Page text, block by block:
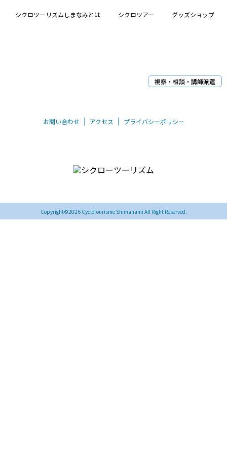
シクロツーリズムしまなみとは シクロツアー グッズショップ
視察・相談・講師派遣
お問い合わせ アクセス プライバシーポリシー
Copyright©2026 CycloTourisme Shimanami All Right Reserved.